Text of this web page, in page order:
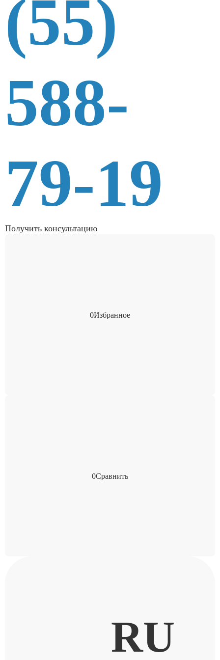
(55)
588-
79-19
Получить консультацию
0Избранное
0Сравнить
RU